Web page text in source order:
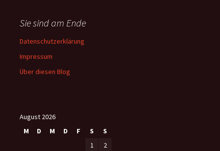
Sie sind am Ende
Datenschutzerklärung
Impressum
Über diesen Blog
August 2026
M
D M D F S
S
1
2